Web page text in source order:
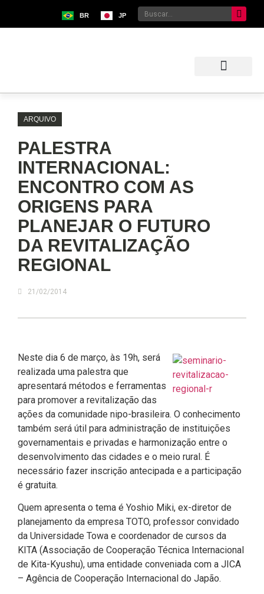
BR JP
ARQUIVO
PALESTRA
INTERNACIONAL:
ENCONTRO COM AS
ORIGENS PARA
PLANEJAR O FUTURO
DA REVITALIZAÇÃO
REGIONAL
21/02/2014
Neste dia 6 de março, às 19h, será
realizada uma palestra que
apresentará métodos e ferramentas
para promover a revitalização das
ações da comunidade nipo-brasileira. O conhecimento
também será útil para administração de instituições
governamentais e privadas e harmonização entre o
desenvolvimento das cidades e o meio rural. É
necessário fazer inscrição antecipada e a participação
é gratuita.
Quem apresenta o tema é Yoshio Miki, ex-diretor de
planejamento da empresa TOTO, professor convidado
da Universidade Towa e coordenador de cursos da
KITA (Associação de Cooperação Técnica Internacional
de Kita-Kyushu), uma entidade conveniada com a JICA
– Agência de Cooperação Internacional do Japão.